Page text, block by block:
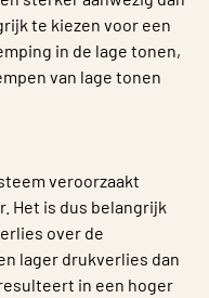
te kiezen voor een
in de lage tonen,
van lage tonen
veroorzaakt
Het is dus belangrijk
over de
lager drukverlies dan
in een hoger